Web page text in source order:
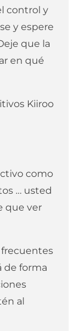
control y
y espere
que la
en qué
Kiiroo
como
… usted
que ver
de forma
al